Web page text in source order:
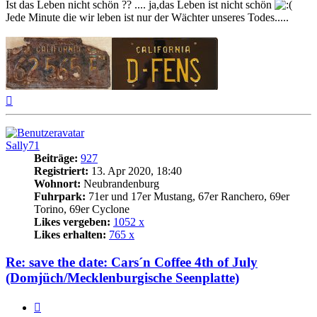
Ist das Leben nicht schön ?? .... ja,das Leben ist nicht schön
Jede Minute die wir leben ist nur der Wächter unseres Todes.....
oben
Sally71
Beiträge: 927
Registriert: 13. Apr 2020, 18:40
Wohnort: Neubrandenburg
Fuhrpark: 71er und 17er Mustang, 67er Ranchero, 69er
Torino, 69er Cyclone
Likes vergeben: 1052 x
Likes erhalten: 765 x
Re: save the date: Cars´n Coffee 4th of July
(Domjüch/Mecklenburgische Seenplatte)